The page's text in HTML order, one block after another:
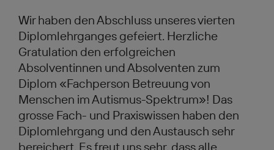
Wir haben den Abschluss unseres vierten
Diplomlehrganges gefeiert. Herzliche
Gratulation den erfolgreichen
Absolventinnen und Absolventen zum
Diplom «Fachperson Betreuung von
Menschen im Autismus-Spektrum»! Das
grosse Fach- und Praxiswissen haben den
Diplomlehrgang und den Austausch sehr
bereichert. Es freut uns sehr, dass alle